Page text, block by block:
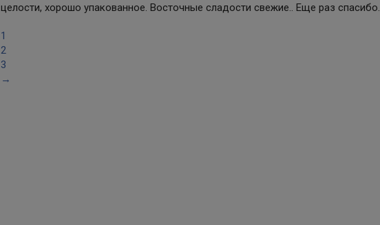
целости, хорошо упакованное. Восточные сладости свежие.. Еще раз спасибо.
1
2
3
→